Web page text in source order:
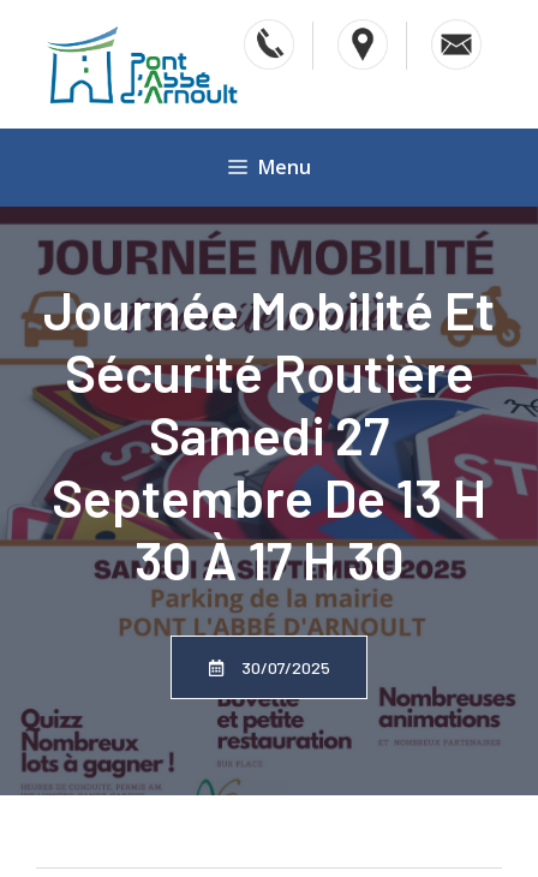
contenu
Menu
Journée Mobilité Et
Sécurité Routière
Samedi 27
Septembre De 13 H
30 À 17 H 30
30/07/2025
Accueil»Actualités»Journée mobilité et